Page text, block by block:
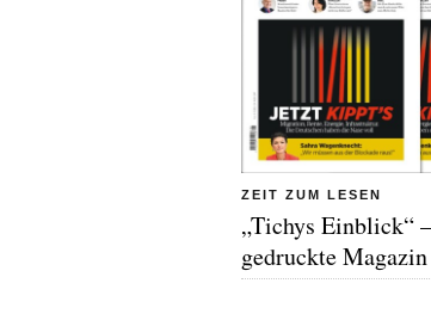
ZEIT ZUM LESEN
„Tichys Einblick“
gedruckte